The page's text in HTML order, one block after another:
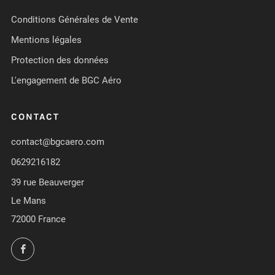
Conditions Générales de Vente
Mentions légales
Protection des données
L'engagement de BGC Aéro
CONTACT
contact@bgcaero.com
0629216182
39 rue Beauverger
Le Mans
72000 France
Facebook